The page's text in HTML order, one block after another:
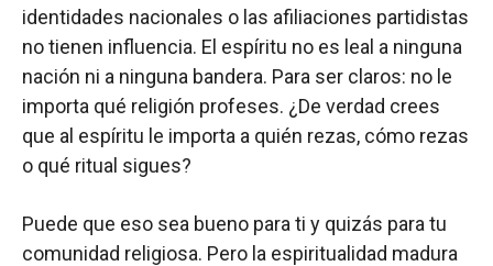
identidades nacionales o las afiliaciones partidistas
no tienen influencia. El espíritu no es leal a ninguna
nación ni a ninguna bandera. Para ser claros: no le
importa qué religión profeses. ¿De verdad crees
que al espíritu le importa a quién rezas, cómo rezas
o qué ritual sigues?
Puede que eso sea bueno para ti y quizás para tu
comunidad religiosa. Pero la espiritualidad madura